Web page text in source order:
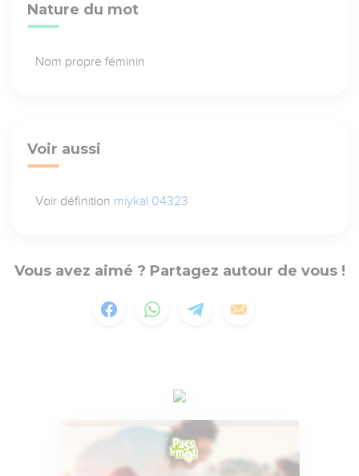
Nature du mot
Nom propre féminin
Voir aussi
Voir définition miykal 04323
Vous avez aimé ? Partagez autour de vous !